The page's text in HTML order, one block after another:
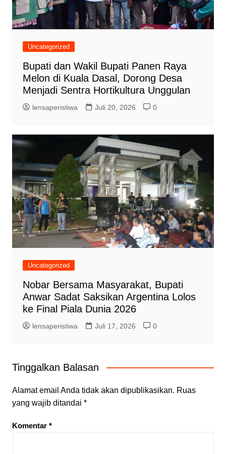
Uncategorized
Bupati dan Wakil Bupati Panen Raya
Melon di Kuala Dasal, Dorong Desa
Menjadi Sentra Hortikultura Unggulan
lensaperistiwa Juli 20, 2026 0
Uncategorized
Nobar Bersama Masyarakat, Bupati
Anwar Sadat Saksikan Argentina Lolos
ke Final Piala Dunia 2026
lensaperistiwa Juli 17, 2026 0
Tinggalkan Balasan
Alamat email Anda tidak akan dipublikasikan. Ruas
yang wajib ditandai *
Komentar *